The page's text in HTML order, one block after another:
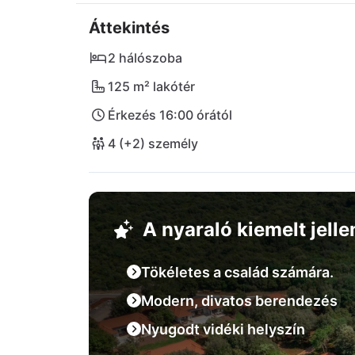
Fedezze fel a festői helyeket Fažana,
természeti paradicsomot a Brijuni Nemzeti
lehetőségekből! Süssön be Horvátország
Bus Beachfront 7!
Áttekintés
2 hálószoba
125 m² lakótér
Érkezés 16:00 órától
4 (+2) személy
A nyaraló kiemelt
Tökéletes a család számára.
Modern, divatos berendezés
Nyugodt vidéki helyszín